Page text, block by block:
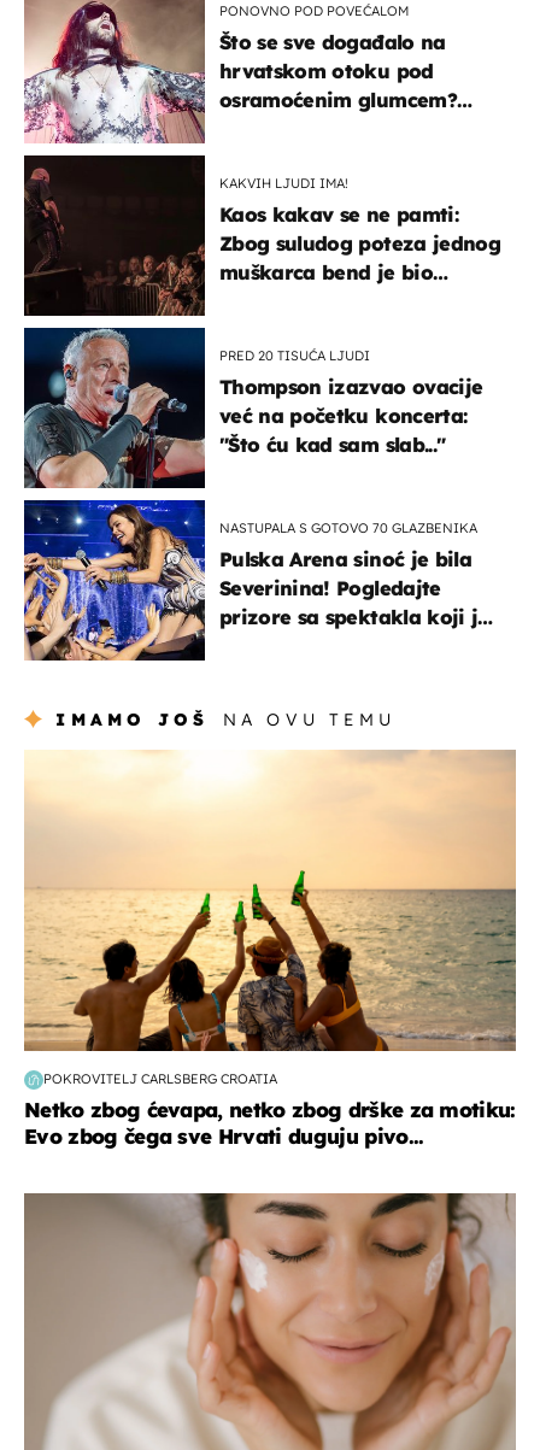
PONOVNO POD POVEĆALOM
Što se sve događalo na
hrvatskom otoku pod
osramoćenim glumcem?
KAKVIH LJUDI IMA!
Kaos kakav se ne pamti:
Zbog suludog poteza jednog
muškarca bend je bio
PRED 20 TISUĆA LJUDI
Thompson izazvao ovacije
već na početku koncerta:
"Što ću kad sam slab..."
NASTUPALA S GOTOVO 70 GLAZBENIKA
Pulska Arena sinoć je bila
Severinina! Pogledajte
prizore sa spektakla koji je
IMAMO JOŠ NA OVU TEMU
POKROVITELJ CARLSBERG CROATIA
Netko zbog ćevapa, netko zbog drške za motiku:
Evo zbog čega sve Hrvati duguju pivo...
moda & ljepota